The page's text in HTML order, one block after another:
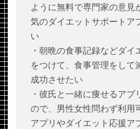
ように無料で専門家の意見
気のダイエットサポートア
い
・朝晩の食事記録などダイ
をつけて、食事管理をして
成功させたい
・彼氏と一緒に痩せるアプ
ので、男性女性問わず利用
アプリやダイエット応援ア